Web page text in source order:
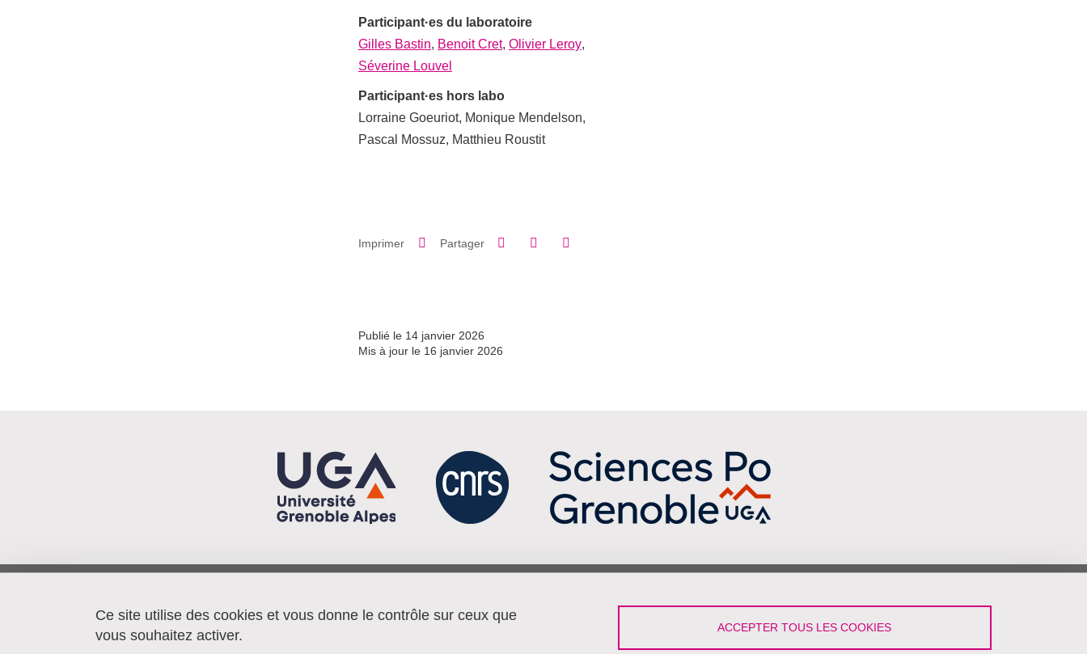
Participant·es du laboratoire
Gilles Bastin, Benoit Cret, Olivier Leroy,
Séverine Louvel
Participant·es hors labo
Lorraine Goeuriot, Monique Mendelson,
Pascal Mossuz, Matthieu Roustit
Imprimer Partager Partager sur Facebook
Partager sur LinkedIn
Publié le 14 janvier 2026
Mis à jour le 16 janvier 2026
38040 Grenoble cedex 9
France
Menu footer
Travailler à Pacte
LinkedIn
YouTube
Ce site utilise des cookies et vous donne le contrôle sur ceux que
vous souhaitez activer.
ACCEPTER TOUS LES COOKIES